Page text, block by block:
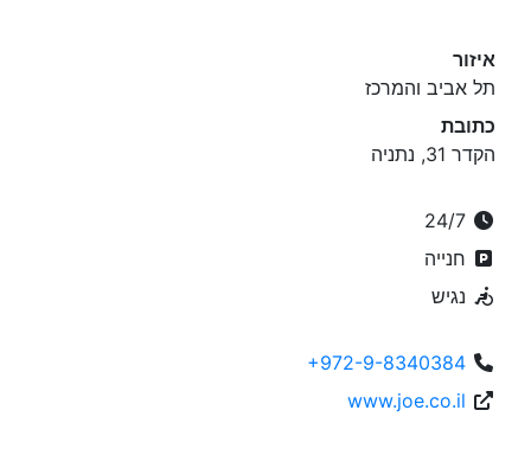
איזור
תל אביב והמרכז
כתובת
הקדר 31, נתניה
חנייה
נגיש
+972-9-8340384
www.joe.co.il